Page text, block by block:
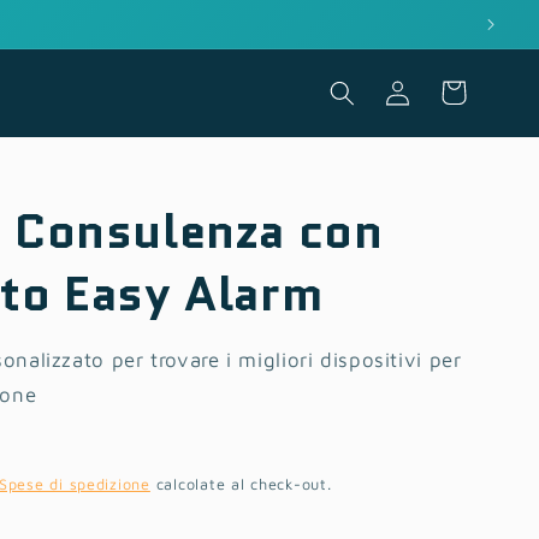
Accedi Carrello
con
Easy Alarm
per trovare i migliori dispositivi per
Spese di spedizione calcolate al check-out.